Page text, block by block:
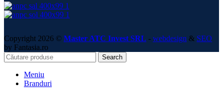
Copyright 2026 © Master ATC Invest SRL - webdesign & SEO
by Fantasia.ro
Search
Meniu
Branduri